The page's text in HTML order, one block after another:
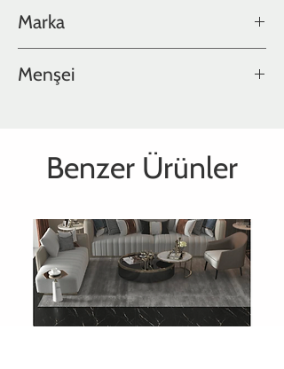
Marka
Menşei
Benzer Ürünler